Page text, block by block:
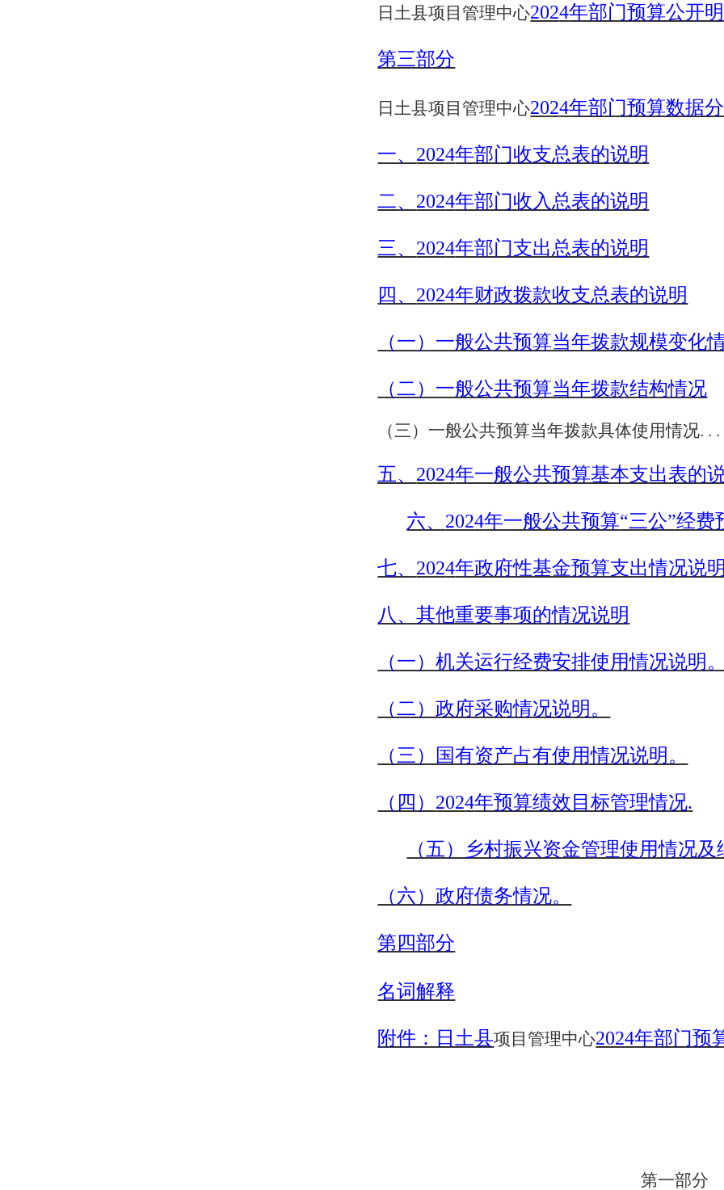
日土县项目管理中心2024年部门预算公开
第三部分
日土县项目管理中心2024年部门预算数据
一、 2024年部门收支总表的说明
二、 2024年部门收入总表的说明
三、 2024年部门支出总表的说明
四、 2024年财政拨款收支总表的说明
（一）一般公共预算当年拨款规模变化
（二）一般公共预算当年拨款结构情况
（三）一般公共预算当年拨款具体使用情况. . .
五、 2024年一般公共预算基本支出表的
六、 2024年一般公共预算“三公”经费
七、 2024年政府性基金预算支出情况说
八、其他重要事项的情况说明
（一）机关运行经费安排使用情况说明
（二）政府采购情况说明。
（三）国有资产占有使用情况说明。
（四） 2024年预算绩效目标管理情况.
（五）乡村振兴资金管理使用情况
（六）政府债务情况。
第四部分
名词解释
附件：日土县项目管理中心2024年部门预
第一部分